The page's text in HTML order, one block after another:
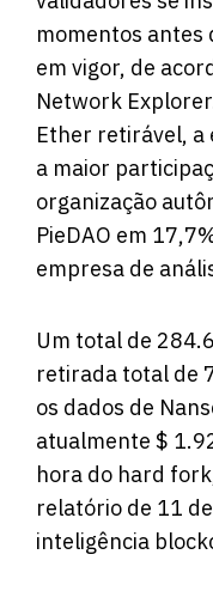
momentos
em vigor, de
Network
Ether retirável, a
a maior
organização
PieDAO em
empresa de
Um total de
retirada total de
os dados de
atualmente $
hora do hard
relatório de 11
inteligência